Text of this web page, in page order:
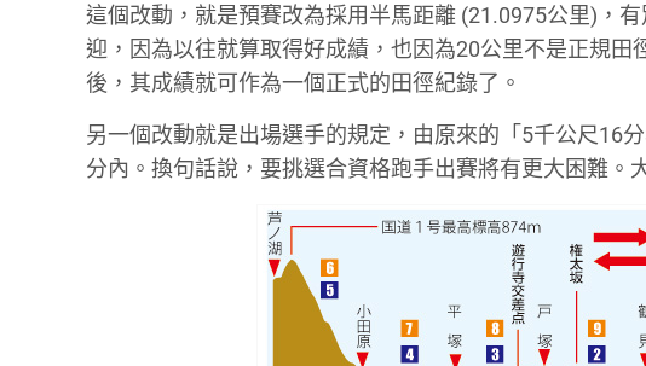
這個改動，就是預賽改為採用半馬距離 (21.0975公里)，
迎，因為以往就算取得好成績，也因為20公里不是正規
後，其成績就可作為一個正式的田徑紀錄了。
另一個改動就是出場選手的規定，由原來的「5千公尺16
分內。換句話說，要挑選合資格跑手出賽將有更大困難。